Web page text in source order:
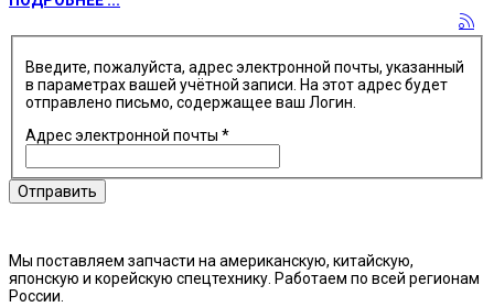
Введите, пожалуйста, адрес электронной почты, указанный
в параметрах вашей учётной записи. На этот адрес будет
отправлено письмо, содержащее ваш Логин.
Адрес электронной почты *
Отправить
Мы поставляем запчасти на американскую, китайскую,
японскую и корейскую спецтехнику. Работаем по всей регионам
России.